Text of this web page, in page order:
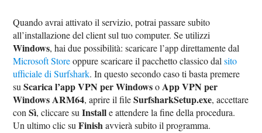
Quando avrai attivato il servizio, potrai passare subito
all’installazione del client sul tuo computer. Se utilizzi
Windows, hai due possibilità: scaricare l’app direttamente dal
Microsoft Storeoppure scaricare il pacchetto classico dalsito
ufficiale di Surfshark. In questo secondo caso ti basta premere
suScarica l’app VPN per Windowso App VPN per
Windows ARM64, aprire il fileSurfsharkSetup.exe, accettare
conSì, cliccare suInstalle attendere la fine della procedura.
Un ultimo clic suFinishavvierà subito il programma.